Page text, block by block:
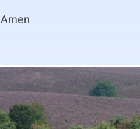
Amen